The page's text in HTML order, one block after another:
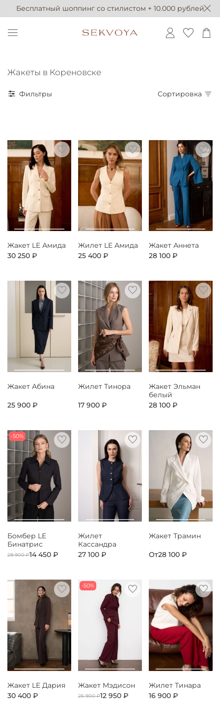
Бесплатный шоппинг со стилистом + 10.000 рублей
Жакеты в Кореновске
Фильтры Сортировка
Жакет LE Амида
30 250 ₽
Жилет LE Амида
25 400 ₽
Жакет Аннета
28 100 ₽
Жакет Абина
25 900 ₽
Жилет Тинора
17 900 ₽
Жакет Эльман
белый
28 100 ₽
-50%
Бомбер LE
Бинатрис
28 900 ₽14 450 ₽
Жилет
Кассандра
27 100 ₽
Жакет Трамин
От28 100 ₽
Жакет LE Дария
30 400 ₽
-50%
Жакет Мэдисон
25 900 ₽12 950 ₽
Жилет Тинара
16 900 ₽